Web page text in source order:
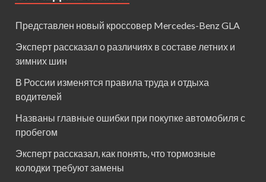
Представлен новый кроссовер Mercedes-Benz GLA
Эксперт рассказал о различиях в составе летних и
зимних шин
В России изменятся правила труда и отдыха
водителей
Названы главные ошибки при покупке автомобиля с
пробегом
Эксперт рассказал, как понять, что тормозные
колодки требуют замены